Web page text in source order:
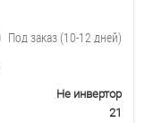
Под заказ (10-12 дней)
Не инвертор
21